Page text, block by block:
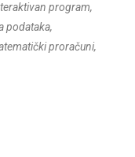
program,
podataka,
proračuni,